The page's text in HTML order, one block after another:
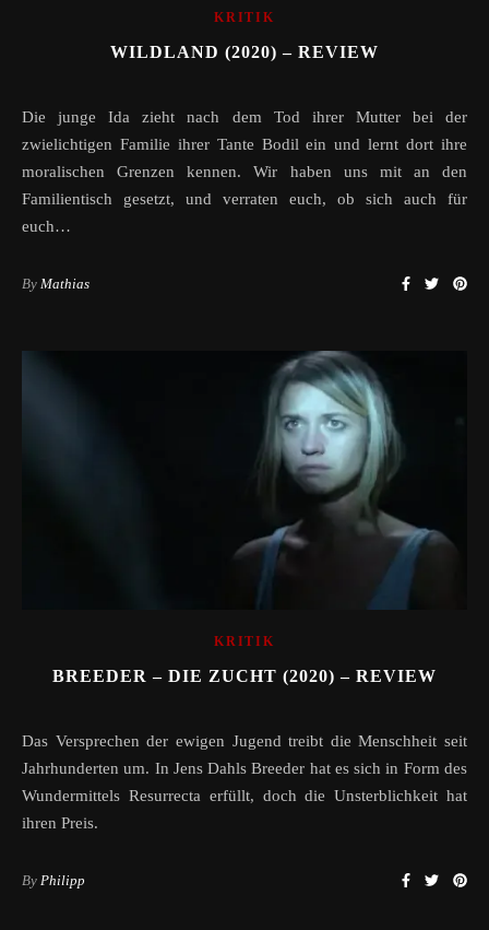
KRITIK
WILDLAND (2020) – REVIEW
Die junge Ida zieht nach dem Tod ihrer Mutter bei der
zwielichtigen Familie ihrer Tante Bodil ein und lernt dort ihre
moralischen Grenzen kennen. Wir haben uns mit an den
Familientisch gesetzt, und verraten euch, ob sich auch für
euch…
By Mathias
KRITIK
BREEDER – DIE ZUCHT (2020) – REVIEW
Das Versprechen der ewigen Jugend treibt die Menschheit seit
Jahrhunderten um. In Jens Dahls Breeder hat es sich in Form des
Wundermittels Resurrecta erfüllt, doch die Unsterblichkeit hat
ihren Preis.
By Philipp